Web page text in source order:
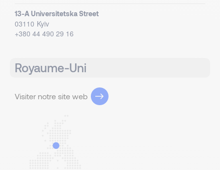
13-A Universitetska Street
03110 Kyiv
+380 44 490 29 16
Royaume-Uni
Visiter notre site web